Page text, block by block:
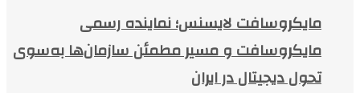
مایکروسافت لایسنس؛ نماینده رسمی
مایکروسافت و مسیر مطمئن سازمان‌ها به‌سوی
تحول دیجیتال در ایران